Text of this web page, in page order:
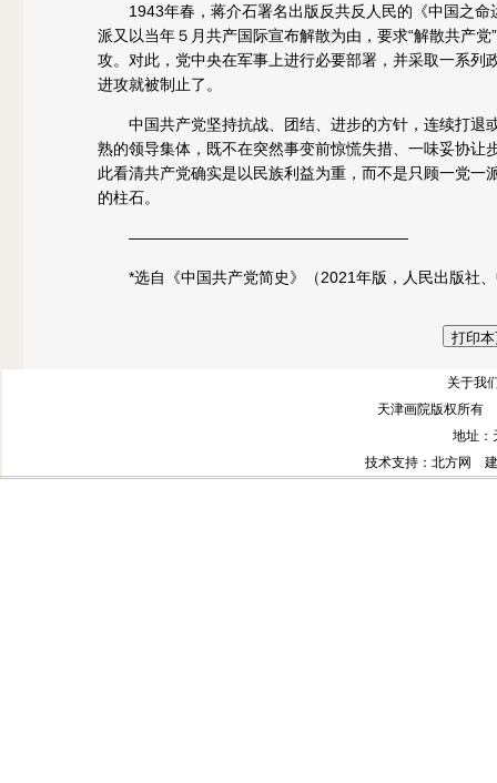
1943年春，蒋介石署名出版反共反人民的《中国之命
派又以当年５月共产国际宣布解散为由，要求“解散共产
攻。对此，党中央在军事上进行必要部署，并采取一系
进攻就被制止了。
中国共产党坚持抗战、团结、进步的方针，连续打退
熟的领导集体，既不在突然事变前惊慌失措、一味妥协
此看清共产党确实是以民族利益为重，而不是只顾一党
的柱石。
——————————————————
*选自《中国共产党简史》（2021年版，人民出版社
关于
天津画院版权所有
地址：
技术支持 ：北方网 建